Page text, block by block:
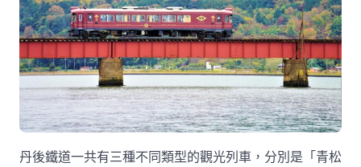
丹後鐵道一共有三種不同類型的觀光列車，分別是「青松